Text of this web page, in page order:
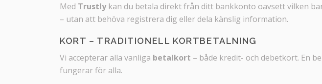
Med Trustlykan du betala direkt från ditt bankkonto oavsett vilken
– utan att behöva registrera dig eller dela känslig information.
KORT – TRADITIONELL KORTBETALNING
Vi accepterar alla vanliga betalkort – både kredit- och debetkort. En
fungerar för alla.